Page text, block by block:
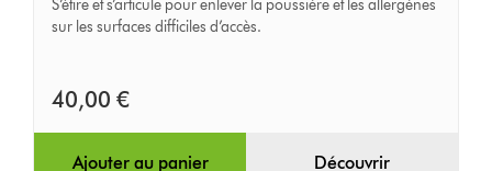
S’étire et s’articule pour enlever la poussière et les allergènes
sur les surfaces difficiles d’accès.
40,00 €
Ajouter au panier Découvrir